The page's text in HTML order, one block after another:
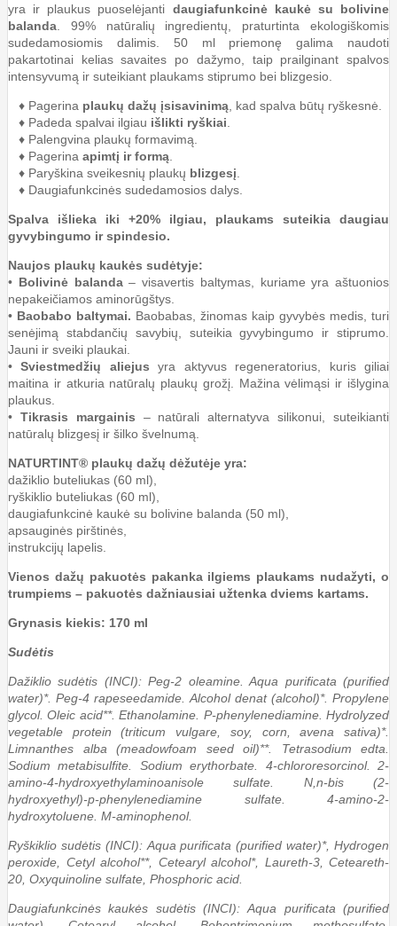
yra ir plaukus puoselėjanti daugiafunkcinė kaukė su bolivine
balanda . 99% natūralių ingredientų, praturtinta ekologiškomis
sudedamosiomis dalimis. 50 ml priemonę galima naudoti
pakartotinai kelias savaites po dažymo, taip prailginant spalvos
intensyvumą ir suteikiant plaukams stiprumo bei blizgesio.
♦ Pagerina plaukų dažų įsisavinimą , kad spalva būtų ryškesnė.
♦ Padeda spalvai ilgiau išlikti ryškiai
♦ Palengvina plaukų formavimą.
♦ Pagerina apimtį ir formą
♦ Paryškina sveikesnių plaukų blizgesį
♦ Daugiafunkcinės sudedamosios dalys.
Spalva išlieka iki +20% ilgiau, plaukams suteikia daugiau
gyvybingumo ir spindesio.
Naujos plaukų kaukės sudėtyje:
• Bolivinė balanda– visavertis baltymas, kuriame yra aštuonios
nepakeičiamos aminorūgštys.
• Baobabo baltymai. Baobabas, žinomas kaip gyvybės medis, turi
senėjimą stabdančių savybių, suteikia gyvybingumo ir stiprumo.
Jauni ir sveiki plaukai.
•Sviestmedžių aliejus yra aktyvus regeneratorius, kuris giliai
maitina ir atkuria natūralų plaukų grožį. Mažina vėlimąsi ir išlygina
plaukus.
• Tikrasis margainis – natūrali alternatyva silikonui, suteikianti
natūralų blizgesį ir šilko švelnumą.
NATURTINT® plaukų dažų dėžutėje yra:
dažiklio buteliukas (60 ml),
ryškiklio buteliukas (60 ml),
daugiafunkcinė kaukė su bolivine balanda (50 ml),
apsauginės pirštinės,
instrukcijų lapelis.
Vienos dažų pakuotės pakanka ilgiems plaukams nudažyti, o
trumpiems – pakuotės dažniausiai užtenka dviems kartams.
Grynasis kiekis: 170 ml
Sudėtis
Dažiklio sudėtis (INCI): Peg-2 oleamine. Aqua purificata (purified
water)*. Peg-4 rapeseedamide. Alcohol denat (alcohol)*. Propylene
glycol. Oleic acid**. Ethanolamine. P-phenylenediamine. Hydrolyzed
vegetable protein (triticum vulgare, soy, corn, avena sativa)*.
Limnanthes alba (meadowfoam seed oil)**. Tetrasodium edta.
Sodium metabisulfite. Sodium erythorbate. 4-chlororesorcinol. 2-
amino-4-hydroxyethylaminoanisole sulfate. N,n-bis (2-
hydroxyethyl)-p-phenylenediamine sulfate. 4-amino-2-
hydroxytoluene. M-aminophenol.
Ryškiklio sudėtis (INCI): Aqua purificata (purified water)*, Hydrogen
peroxide, Cetyl alcohol**, Cetearyl alcohol*, Laureth-3, Ceteareth-
20, Oxyquinoline sulfate, Phosphoric acid.
Daugiafunkcinės kaukės sudėtis (INCI): Aqua purificata (purified